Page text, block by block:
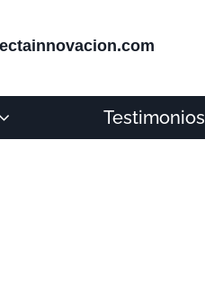
Testimonios